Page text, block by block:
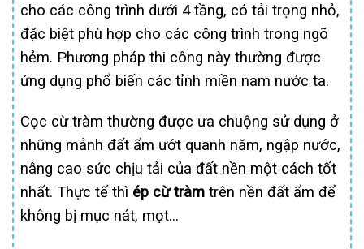
cho các công trình dưới 4 tầng, có tải trọng nhỏ,
đặc biệt phù hợp cho các công trình trong ngõ
hẻm. Phương pháp thi công này thường được
ứng dụng phổ biến các tỉnh miền nam nước ta.
Cọc cừ tràm thường được ưa chuộng sử dụng ở
những mảnh đất ẩm ướt quanh năm, ngập nước,
nâng cao sức chịu tải của đất nền một cách tốt
nhất. Thực tế thì ép cừ tràm trên nền đất ẩm để
không bị mục nát, mọt…